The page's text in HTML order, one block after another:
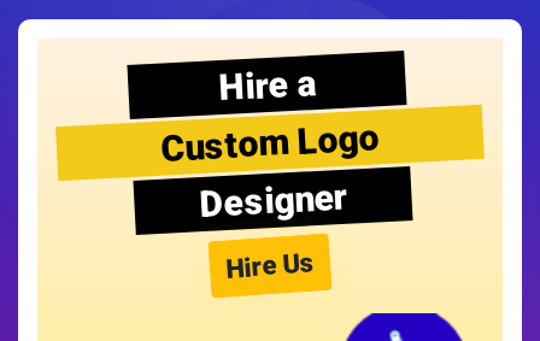
Hire a
Custom Logo
Designer
Hire Us